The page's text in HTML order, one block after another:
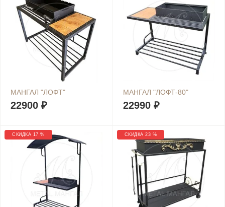
МАНГАЛ "ЛОФТ"
22900 ₽
МАНГАЛ "ЛОФТ-80"
22990 ₽
СКИДКА 17 % СКИДКА 23 %